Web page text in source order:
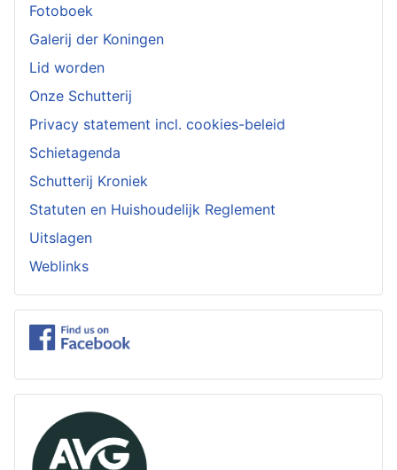
Fotoboek
Galerij der Koningen
Lid worden
Onze Schutterij
Privacy statement incl. cookies-beleid
Schietagenda
Schutterij Kroniek
Statuten en Huishoudelijk Reglement
Uitslagen
Weblinks